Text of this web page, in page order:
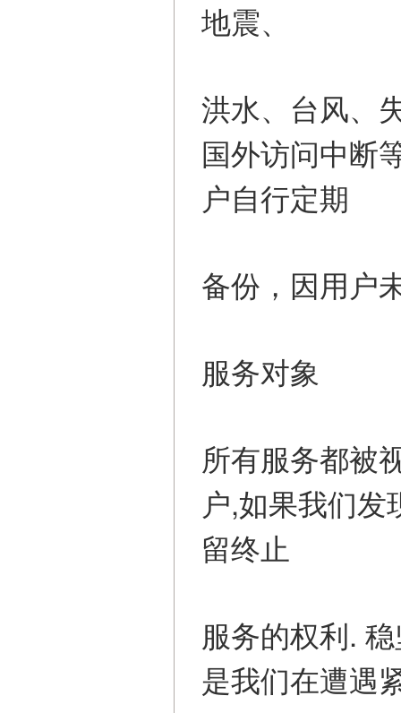
地震、
洪水、台风、
国外访问中断
户自行定期
备份，因用户
服务对象
所有服务都被
户,如果我们
留终止
服务的权利.
是我们在遭遇